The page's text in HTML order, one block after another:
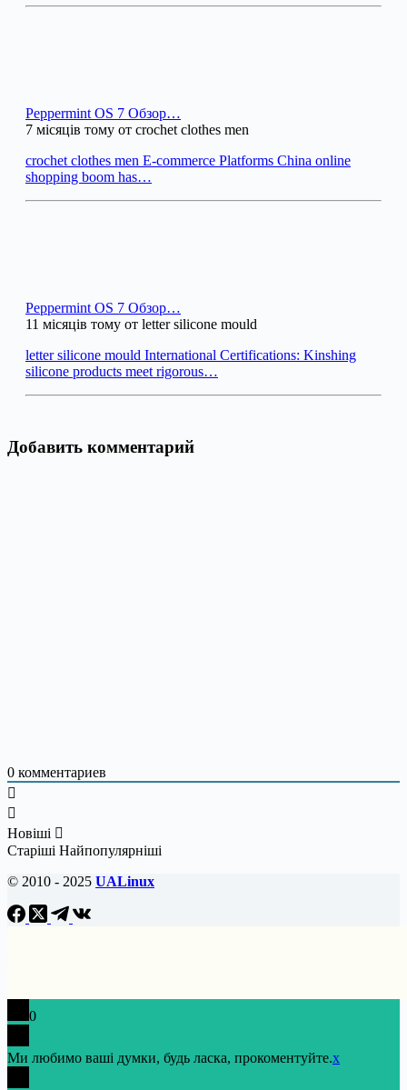
Peppermint OS 7 Обзор…
7 місяців тому от crochet clothes men
crochet clothes men E-commerce Platforms China online
shopping boom has…
Peppermint OS 7 Обзор…
11 місяців тому от letter silicone mould
letter silicone mould International Certifications: Kinshing
silicone products meet rigorous…
Добавить комментарий
0 комментариев
Новіші
Старіші Найпопулярніші
© 2010 - 2025 UALinux
0
Ми любимо ваші думки, будь ласка, прокоментуйте.x